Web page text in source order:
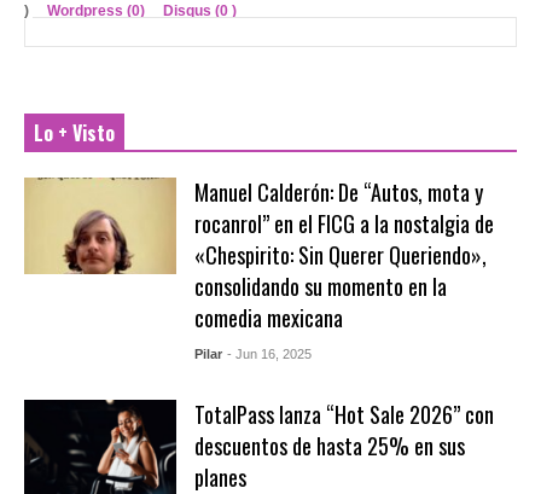
) Wordpress (0) Disqus (0 )
Lo + Visto
Manuel Calderón: De “Autos, mota y
rocanrol” en el FICG a la nostalgia de
«Chespirito: Sin Querer Queriendo»,
consolidando su momento en la
comedia mexicana
Pilar - Jun 16, 2025
TotalPass lanza “Hot Sale 2026” con
descuentos de hasta 25% en sus
planes